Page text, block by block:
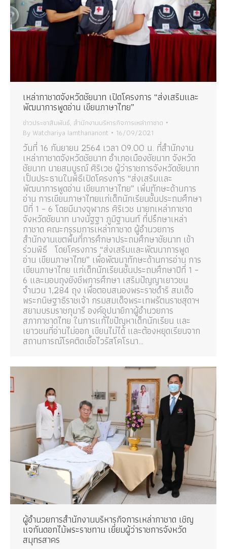
เหล่ากาชาดจังหวัดชัยนาท เปิดโครงการ “ส่งเสริมและ
พัฒนาการพูดอ่าน เขียนภาษาไทย”
ข่าวประชาสัมพันธ์, สำนักงานบริหารกิจการเหล่ากาชาด
By Watchariya Iamthananont 16/09/2021
วันที่ 16 กันยายน 2564 เวลา 09.00 น. ที่สำนักงาน
เหล่ากาชาดจังหวัดชัยนาท อำเภอเมืองชัยนาท จังหวัด
ชัยนาท นายสมบูรณ์ ศิริเวช ผู้ว่าราชการจังหวัดชัยนาท
เป็นประธานในพิธีเปิดโครงการ “ส่งเสริมและ
พัฒนาการพูดอ่าน เขียนภาษาไทย” เพิ่มทักษะด้านการ
อ่าน การเขียนภาษาไทยแก่เด็กนักเรียนชั้นประถมศึกษา
ปีที่ 1 – 6 โดยมีนางจุฬาภร ศิริเวช นายกเหล่ากาชาด
จังหวัดชัยนาท นางนัฐฐา ภูมิฐานนท์ ที่ปรึกษาเหล่า
กาชาด คณะกรรมการเหล่ากาชาด ผู้อำนวยการ
สำนักงานเขตพื้นที่การศึกษาประถมศึกษาชัยนาท เข้า
ร่วมพิธี โดยโครงการ “ส่งเสริมและพัฒนาการพูด
อ่าน เขียนภาษาไทย” เพื่อพัฒนาทักษะด้านการอ่าน การ
เขียนภาษาไทย แก่เด็กนักเรียนชั้นประถมศึกษาปีที่ 1 –
6 และมอบถุงยังชีพการศึกษา เสริมปัญญาเยาวชน
จำนวน 1,284 ถุง เพื่อตอบสนองพระราชดำริ สมเด็จ
พระกนิษฐาธิราชเจ้า กรมสมเด็จพระเทพรัตนราชสุดาฯ
สยามบรมราชกุมารี องค์อุปนายิกาผู้อำนวยการ
สภากาชาดไทย ในการแก้ไขปัญหาเด็กนักเรียน และ
เยาวชนที่อ่านไม่ออก เขียนไม่ได้ และต้องหยุดเรียนจาก
สถานการณ์โรคติดเชื้อไวรัสโคโรนา…
ผู้อำนวยการสำนักงานบริหารกิจการเหล่ากาชาด เชิญ
แจกันดอกไม้พระราชทาน เยี่ยมผู้ว่าราชการจังหวัด
สมุทรสาคร